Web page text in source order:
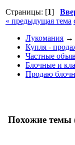
Страницы: [1]
« предыдущая тема
Лукомания →
Купля -
Частные
Блочные и
Продаю
Похожие темы